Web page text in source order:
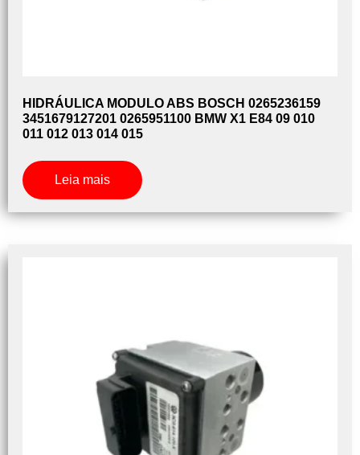
HIDRÁULICA MODULO ABS BOSCH 0265236159
3451679127201 0265951100 BMW X1 E84 09 010
011 012 013 014 015
Leia mais